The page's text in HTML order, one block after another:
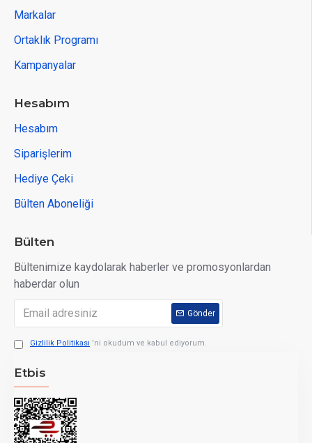
Markalar
Ortaklık Programı
Kampanyalar
Hesabım
Hesabım
Siparişlerim
Hediye Çeki
Bülten Aboneliği
Bülten
Bültenimize kaydolarak haberler ve promosyonlardan
haberdar olun
Gönder
Gizlilik Politikası 'ni okudum ve kabul ediyorum.
Etbis